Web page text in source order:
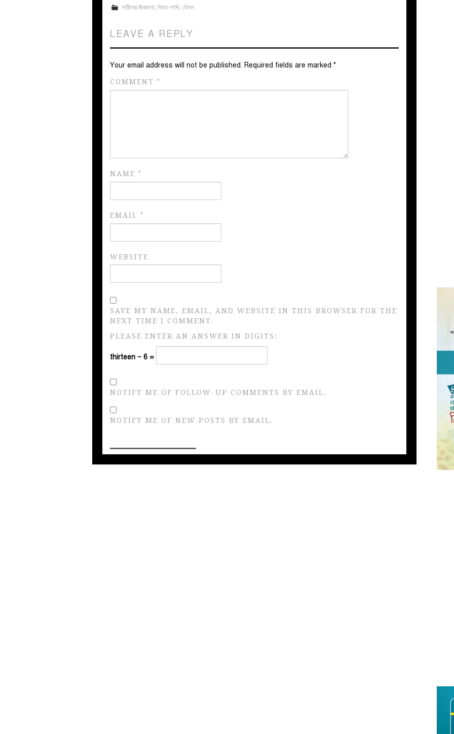
নারীদের জিজ্ঞাসা,বিবাহ-শাদি,যৌবন
LEAVE A REPLY
Your email address will not be published. Required fields are marked *
COMMENT *
NAME *
EMAIL *
WEBSITE
SAVE MY NAME, EMAIL, AND WEBSITE IN THIS BROWSER FOR THE
NEXT TIME I COMMENT.
PLEASE ENTER AN ANSWER IN DIGITS:
thirteen − 6 =
NOTIFY ME OF FOLLOW-UP COMMENTS BY EMAIL.
NOTIFY ME OF NEW POSTS BY EMAIL.